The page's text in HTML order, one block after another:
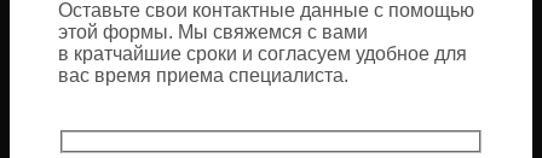
Оставьте свои контактные данные с помощью
этой формы. Мы свяжемся с вами
в кратчайшие сроки и согласуем удобное для
вас время приема специалиста.